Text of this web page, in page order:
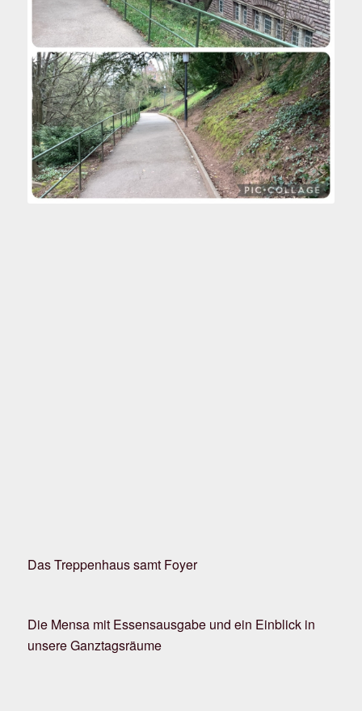
Das Treppenhaus samt Foyer
Die Mensa mit Essensausgabe und ein Einblick in
unsere Ganztagsräume